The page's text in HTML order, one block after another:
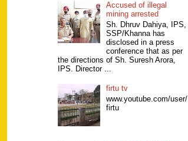
Accused of illegal
mining arrested
Sh. Dhruv Dahiya, IPS,
SSP/Khanna has
disclosed in a press
conference that as per
the directions of Sh. Suresh Arora,
IPS. Director ...
firtu tv
www.youtube.com/user/
firtu